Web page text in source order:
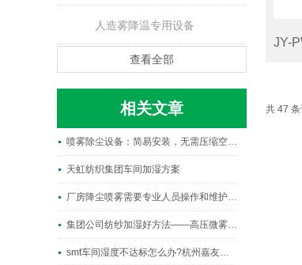
人造雾降温专用设备
查看全部
相关文章
喷雾除尘设备：简易安装，无需压缩空气的高效选择
天虹纺织集团车间加湿方案
厂房降尘喷雾需要专业人员操作和维护吗？
集团公司纺纱加湿好方法——高压微雾加湿系统
smt车间湿度不达标怎么办?杭州嘉友电子车间防静电喷雾加湿系统
共 47